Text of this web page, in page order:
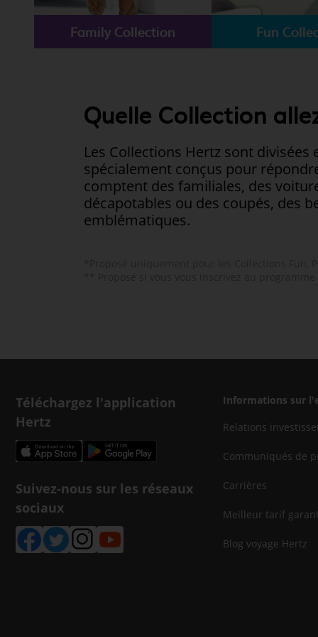
additionnel
Voyagez en toute sérénité, sans frais supplémentaires.
* Voir conditions
Family Collection Fun
Quelle Collection
Les Collections Hertz sont
spécialement conçus pour
comptent des familiales, des
décapotables ou des coupés, des
emblématiques.
Téléchargez l'application
Hertz
Suivez-nous sur les réseaux
sociaux
Informations sur
Relations
Communiqués de
Carrières
Meilleur tarif
Blog voyage Hertz